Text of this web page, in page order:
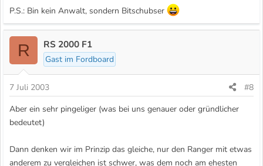
P.S.: Bin kein Anwalt, sondern Bitschubser
R RS 2000 F1
Gast im Fordboard
7 Juli 2003
#8
Aber ein sehr pingeliger (was bei uns genauer oder gründlicher
bedeutet)
Dann denken wir im Prinzip das gleiche, nur den Ranger mit etwas
anderem zu vergleichen ist schwer, was dem noch am ehesten